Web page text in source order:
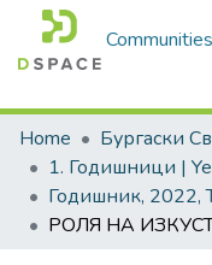
Home
1. Годишници |
Годишник, 2022,